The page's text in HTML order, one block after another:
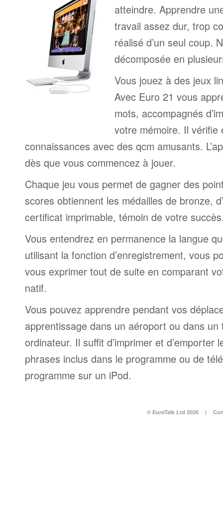
atteindre. Apprendre
travail assez dur, trop
réalisé d’un seul coup.
décomposée en
Vous jouez à des jeux
Avec Euro 21 vous
mots, accompagnés
votre mémoire. Il vérifie
connaissances avec des qcm amusants.
dès que vous commencez à jouer.
Chaque jeu vous permet de gagner des
scores obtiennent les médailles de bronze,
certificat imprimable, témoin de votre
Vous entendrez en permanence la langue
utilisant la fonction d’enregistrement, vous
vous exprimer tout de suite en comparant
natif.
Vous pouvez apprendre pendant vos
apprentissage dans un aéroport ou dans un
ordinateur. Il suffit d’imprimer et d’emporter
phrases inclus dans le programme ou de
programme sur un iPod.
© EuroTalk Ltd 2026 |